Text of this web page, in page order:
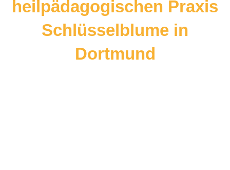
heilpädagogischen Praxis
Schlüsselblume in
Dortmund